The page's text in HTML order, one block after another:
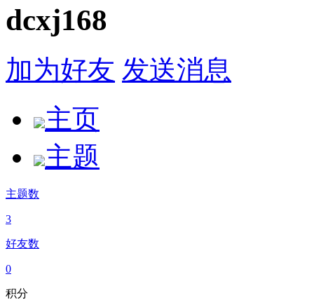
dcxj168
加为好友 发送消息
主页
主题
主题数
3
好友数
0
积分